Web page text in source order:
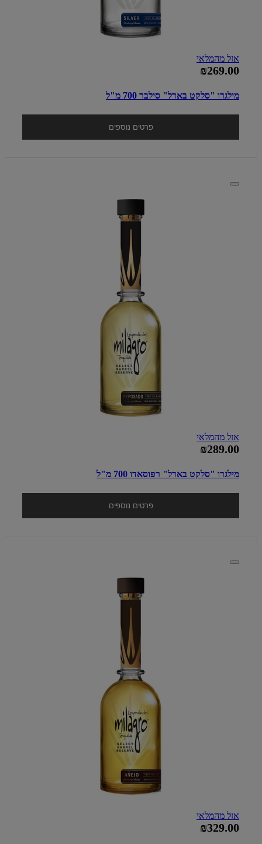
אזל מהמלאי
₪269.00
מילגרו "סלקט בארל" סילבר 700 מ"ל
פרטים נוספים
אזל מהמלאי
₪289.00
מילגרו "סלקט בארל" רפוסאדו 700 מ"ל
פרטים נוספים
אזל מהמלאי
₪329.00